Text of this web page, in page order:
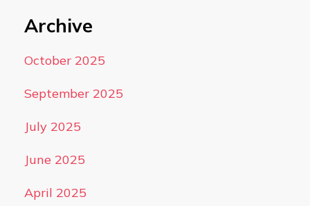
Archive
October 2025
September 2025
July 2025
June 2025
April 2025